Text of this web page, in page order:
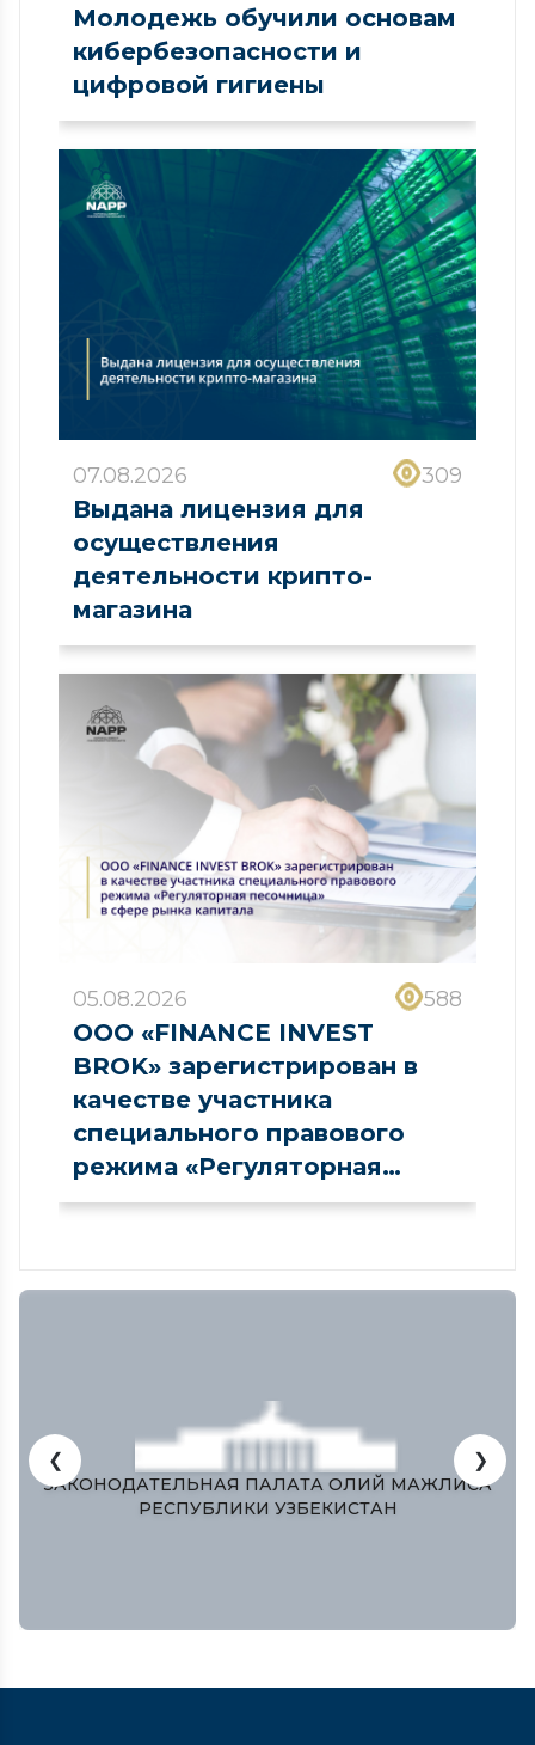
Молодежь обучили основам
кибербезопасности и
цифровой гигиены
07.08.2026 309
Выдана лицензия для
осуществления
деятельности крипто-
магазина
05.08.2026 588
ООО «FINANCE INVEST
BROK» зарегистрирован в
качестве участника
специального правового
режима «Регуляторная
песочница» в сфере рынка
ЗАКОНОДАТЕЛЬНАЯ ПАЛАТА ОЛИЙ МАЖЛИСА
РЕСПУБЛИКИ УЗБЕКИСТАН
❮ ❯